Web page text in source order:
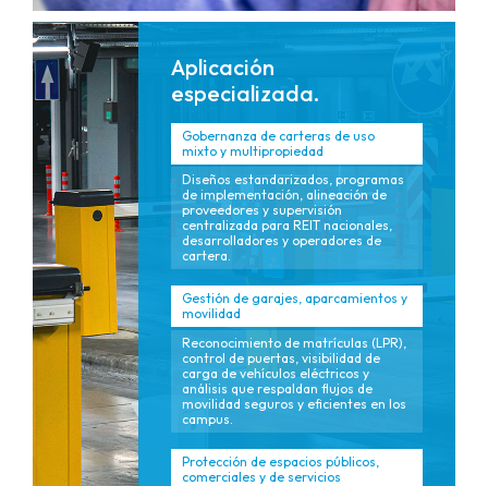
Aplicación
especializada.
Gobernanza de carteras de uso
mixto y multipropiedad
Diseños estandarizados, programas
de implementación, alineación de
proveedores y supervisión
centralizada para REIT nacionales,
desarrolladores y operadores de
cartera.
Gestión de garajes, aparcamientos y
movilidad
Reconocimiento de matrículas (LPR),
control de puertas, visibilidad de
carga de vehículos eléctricos y
análisis que respaldan flujos de
movilidad seguros y eficientes en los
campus.
Protección de espacios públicos,
comerciales y de servicios